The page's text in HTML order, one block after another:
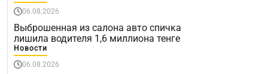
06.08.2026
Выброшенная из салона авто спичка
лишила водителя 1,6 миллиона тенге
Новости
06.08.2026